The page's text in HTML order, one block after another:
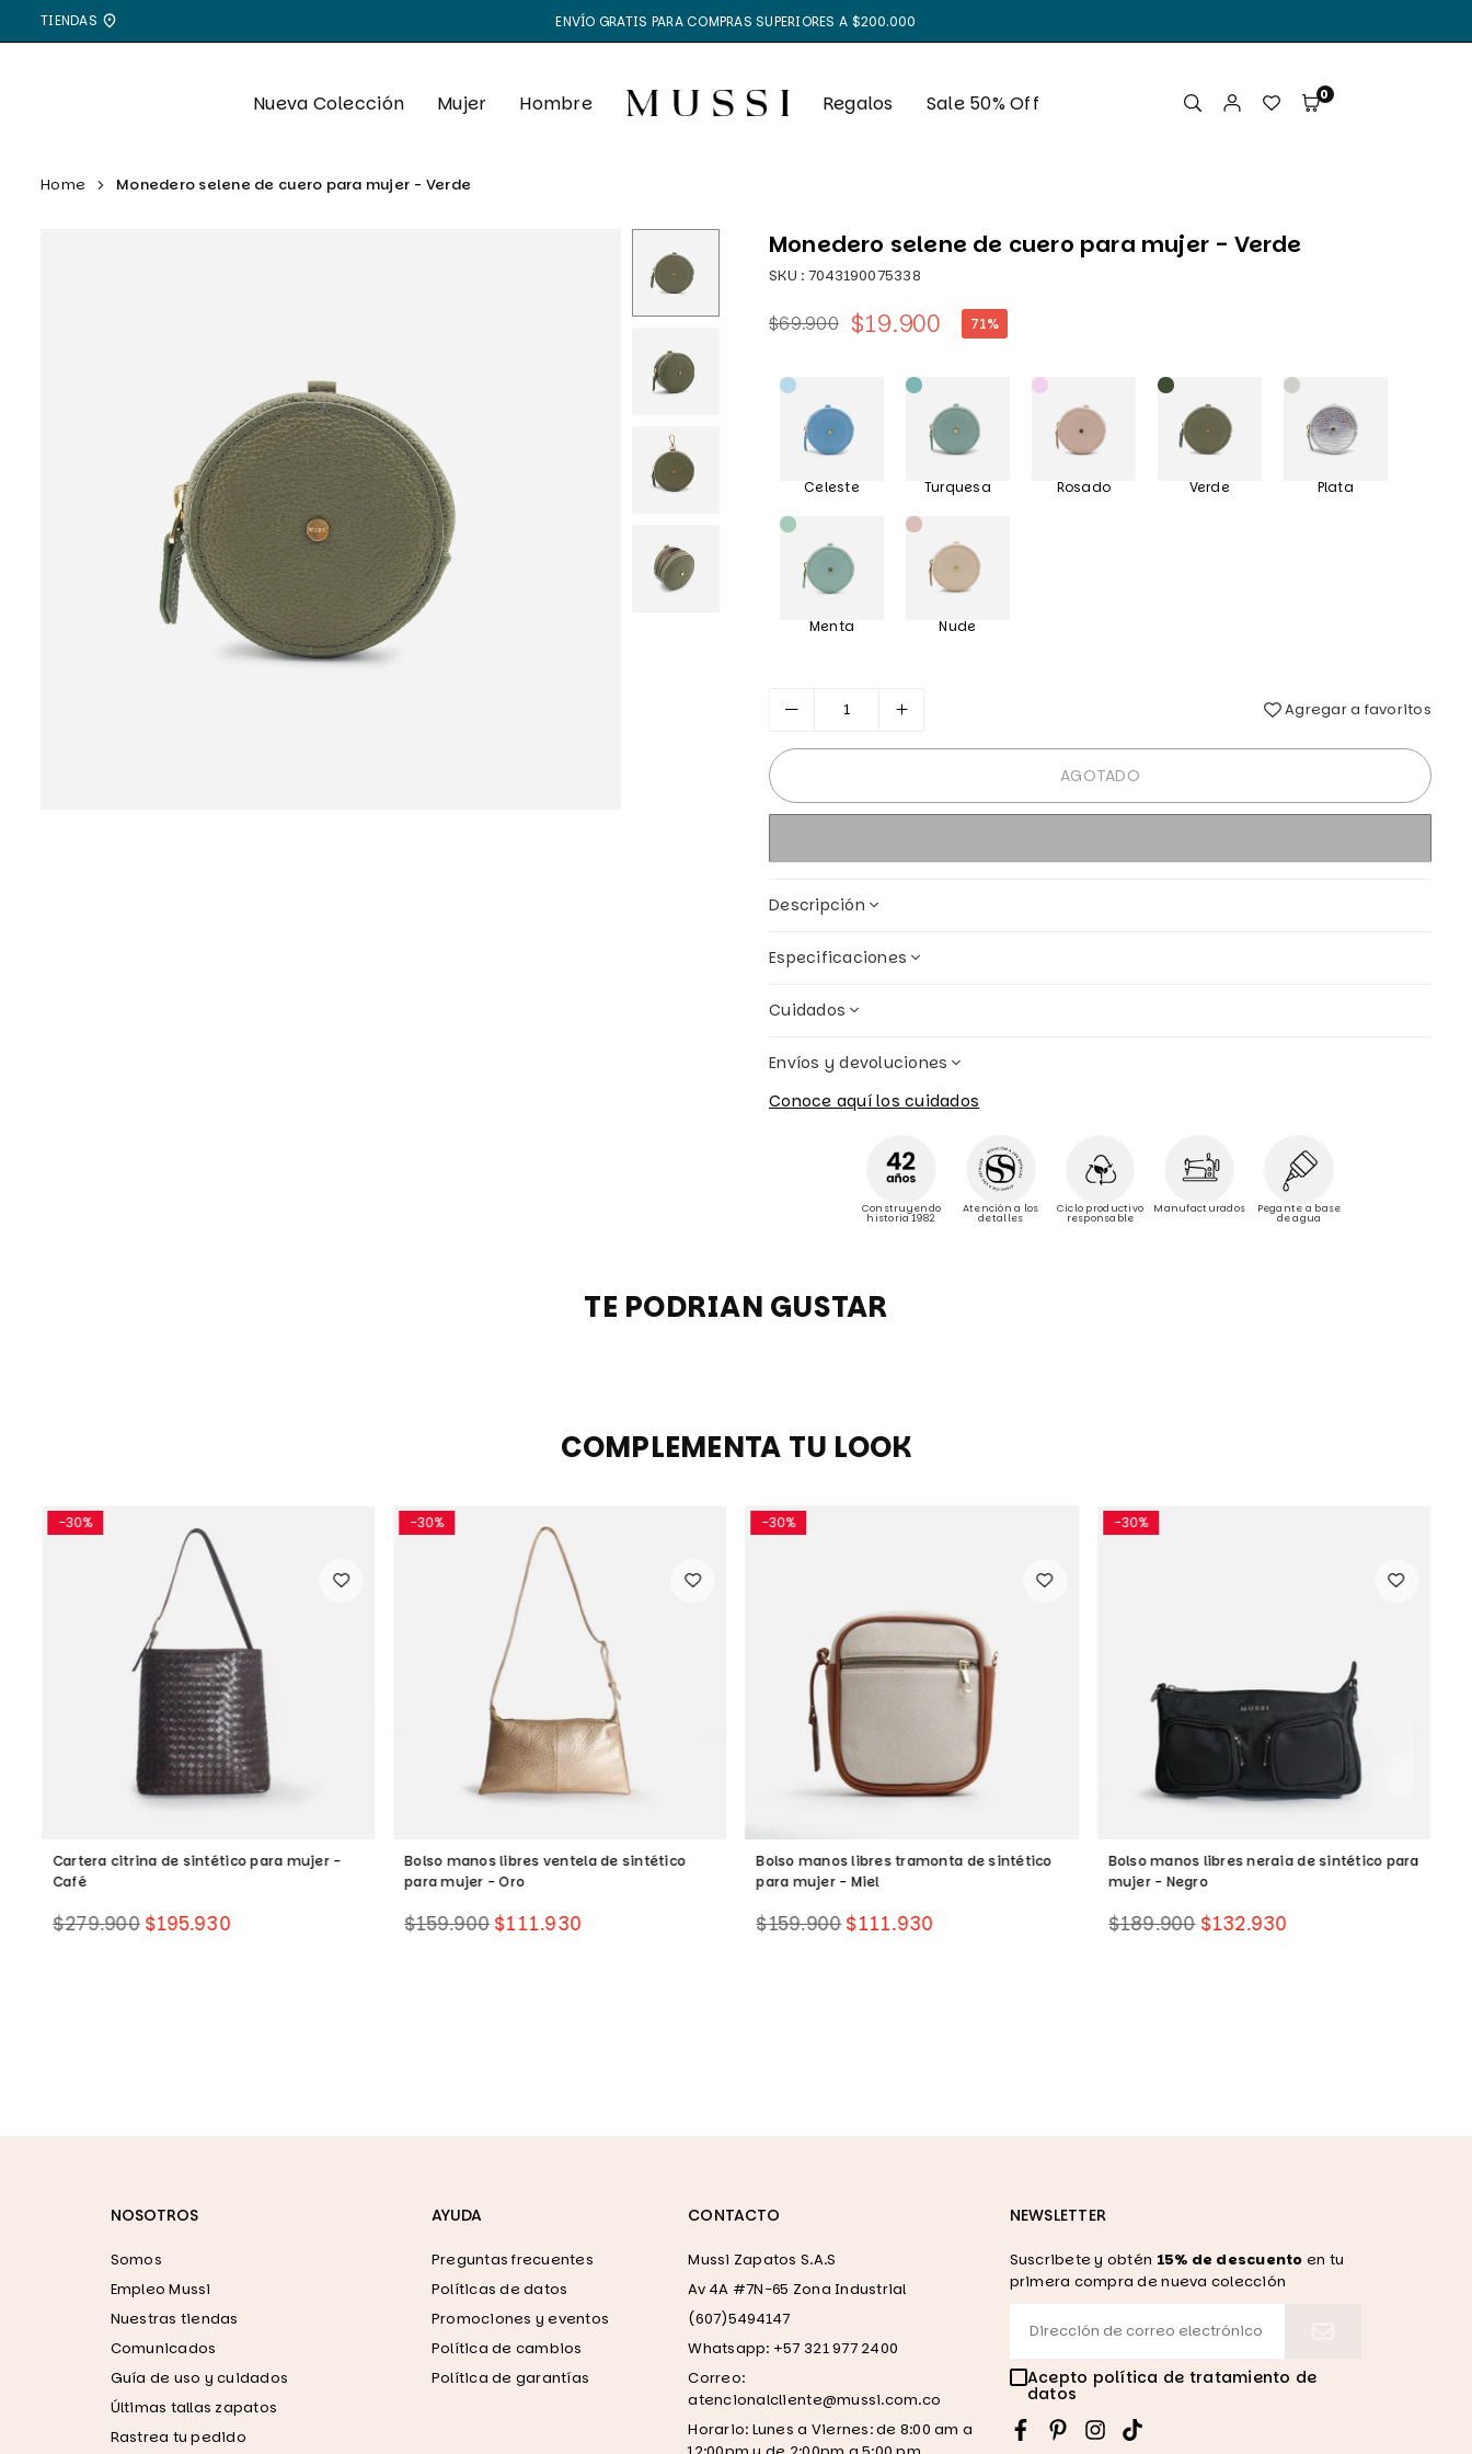
directamente
TIENDAS ENVÍO GRATIS PARA COMPRAS SUPERIORES A $200.000
Nueva Colección Mujer Hombre Regalos Sale 50% Off 0
Home Monedero selene de cuero para mujer - Verde
Monedero selene de cuero para mujer - Verde
SKU : 7043190075338
Precio
$69.900 $19.900 71%
Celeste Turquesa Rosado Verde Plata
Menta Nude
Agregar a favoritos
AGOTADO
Descripción
Especificaciones
Cuidados
Envíos y devoluciones
Conoce aquí los cuidados
Construyendo
historia 1982
Atención a los
detalles
Ciclo productivo
responsable
Manufacturados Pegante a base
de agua
TE PODRIAN GUSTAR
COMPLEMENTA TU LOOK
-30%
Cartera citrina de sintético para mujer -
Café
Precio
$279.900 $195.930
-30%
Bolso manos libres ventela de sintético
para mujer - Oro
Precio
$159.900$111.930
-30%
Bolso manos libres tramonta de sintético
para mujer - Miel
Precio
$159.900$111.930
-30%
Bolso manos libres neraia de sintético para
mujer - Negro
Precio
$189.900 $132.930
NOSOTROS
Somos
Empleo Mussi
Nuestras tiendas
Comunicados
Guía de uso y cuidados
Últimas tallas zapatos
Rastrea tu pedido
AYUDA
Preguntas frecuentes
Políticas de datos
Promociones y eventos
Política de cambios
Política de garantías
CONTACTO
Mussi Zapatos S.A.S
Av 4A #7N-65 Zona Industrial
(607)5494147
Whatsapp: +57 321 977 2400
Correo:
atencionalcliente@mussi.com.co
Horario: Lunes a Viernes: de 8:00 am a
NEWSLETTER
Suscribete y obtén 15% de descuento en tu
primera compra de nueva colección
Acepto política de tratamiento de
datos
FacebookPinterestInstagram
TikTok